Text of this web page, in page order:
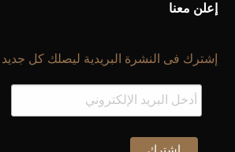
إعلن معنا
إشترك فى النشرة البريدية ليصلك كل جديد